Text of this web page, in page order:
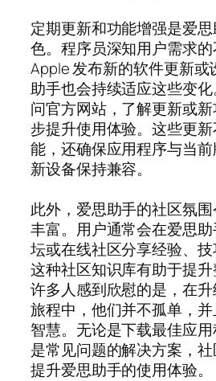
定期更新和功能增强是爱
色。程序员深知用户需求
Apple 发布新的软件更新或
助手也会持续适应这些变
问官方网站，了解更新或
步提升使用体验。这些更
能，还确保应用程序与当前
新设备保持兼容。
此外，爱思助手的社区氛
丰富。用户通常会在爱思
坛或在线社区分享经验、技
这种社区知识库有助于提升
许多人感到欣慰的是，在
旅程中，他们并不孤单，
智慧。无论是下载最佳应
是常见问题的解决方案，
提升爱思助手的使用体验。